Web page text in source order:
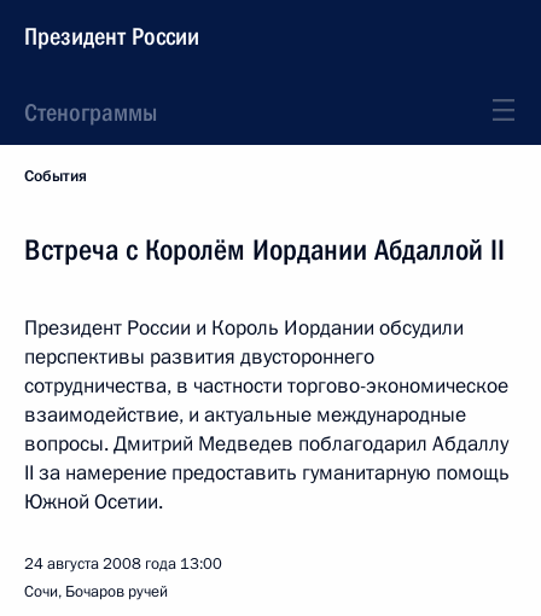
Президент России
Стенограммы
События
Встреча с Королём Иордании Абдаллой II
Президент России и Король Иордании обсудили
перспективы развития двустороннего
сотрудничества, в частности торгово-экономическое
взаимодействие, и актуальные международные
вопросы. Дмитрий Медведев поблагодарил Абдаллу
II за намерение предоставить гуманитарную помощь
Южной Осетии.
24 августа 2008 года 13:00
Сочи, Бочаров ручей